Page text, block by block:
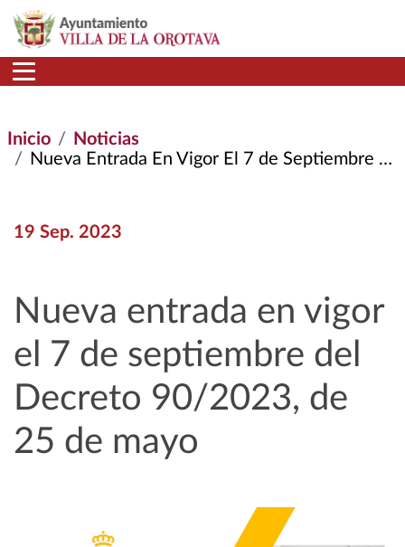
Pasar al contenido principal
Inicio
Noticias
Nueva Entrada En Vigor El 7 de Septiembre del Decreto 90/2023, de 25 de Mayo
19 Sep. 2023
Nueva entrada en vigor
el 7 de septiembre del
Decreto 90/2023, de
25 de mayo